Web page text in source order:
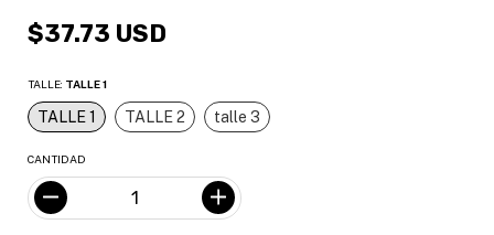
$37.73 USD
TALLE: TALLE 1
TALLE 1 TALLE 2 talle 3
CANTIDAD